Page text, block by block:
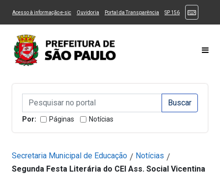
Ir ao Conteúdo Ir para menu principal Ir para busca 3
Alternar Alto Contraste
Acesso à informação e-sic(Link para um novo sítio)
Ouvidoria (Link para um novo sítio)
Portal da Transparência (Link para um novo sítio)
SP 156(Link para um
Campo de Busca de informações
Campo de Busca de informações Enviar a Busca
Por: Páginas Notícias
Secretaria Municipal de Educação / Notícias /
Segunda Festa Literária do CEI Ass. Social Vicentina